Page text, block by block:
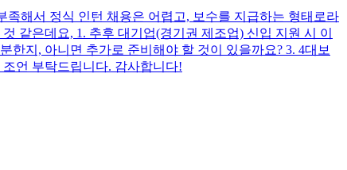
해서 정식 인턴 채용은 어렵고, 보수를 지급하는 형태로라
같은데요, 1. 추후 대기업(경기권 제조업) 신입 지원 시 이
한지, 아니면 추가로 준비해야 할 것이 있을까요? 3. 4대보
언 부탁드립니다. 감사합니다!